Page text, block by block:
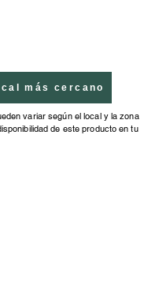
más cercano
variar según el local y la zona
de este producto en tu